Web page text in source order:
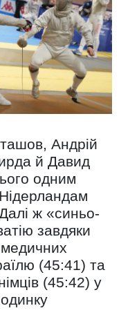
Андрій
й Давид
одним
ж «синьо-
завдяки
медичних
(45:41) та
(45:42) у